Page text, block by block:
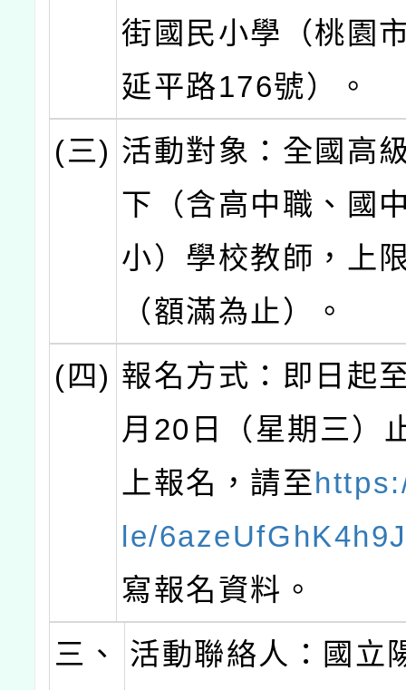
街國民小學（桃園
延平路176號）。
(三) 活動對象：全國高
下（含高中職、國
小）學校教師，上
（額滿為止）。
(四) 報名方式：即日起
月20日（星期三）
上報名，請至
le/
寫報名資料。
三、
活動聯絡人：國立